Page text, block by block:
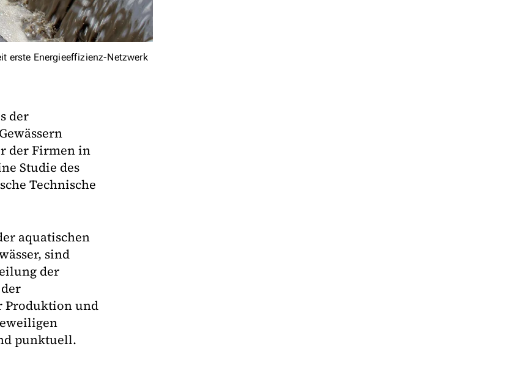
erste Energieeffizienz-Netzwerk
der
der Firmen in
Studie des
Technische
aquatischen
sind
der
Produktion und
punktuell.